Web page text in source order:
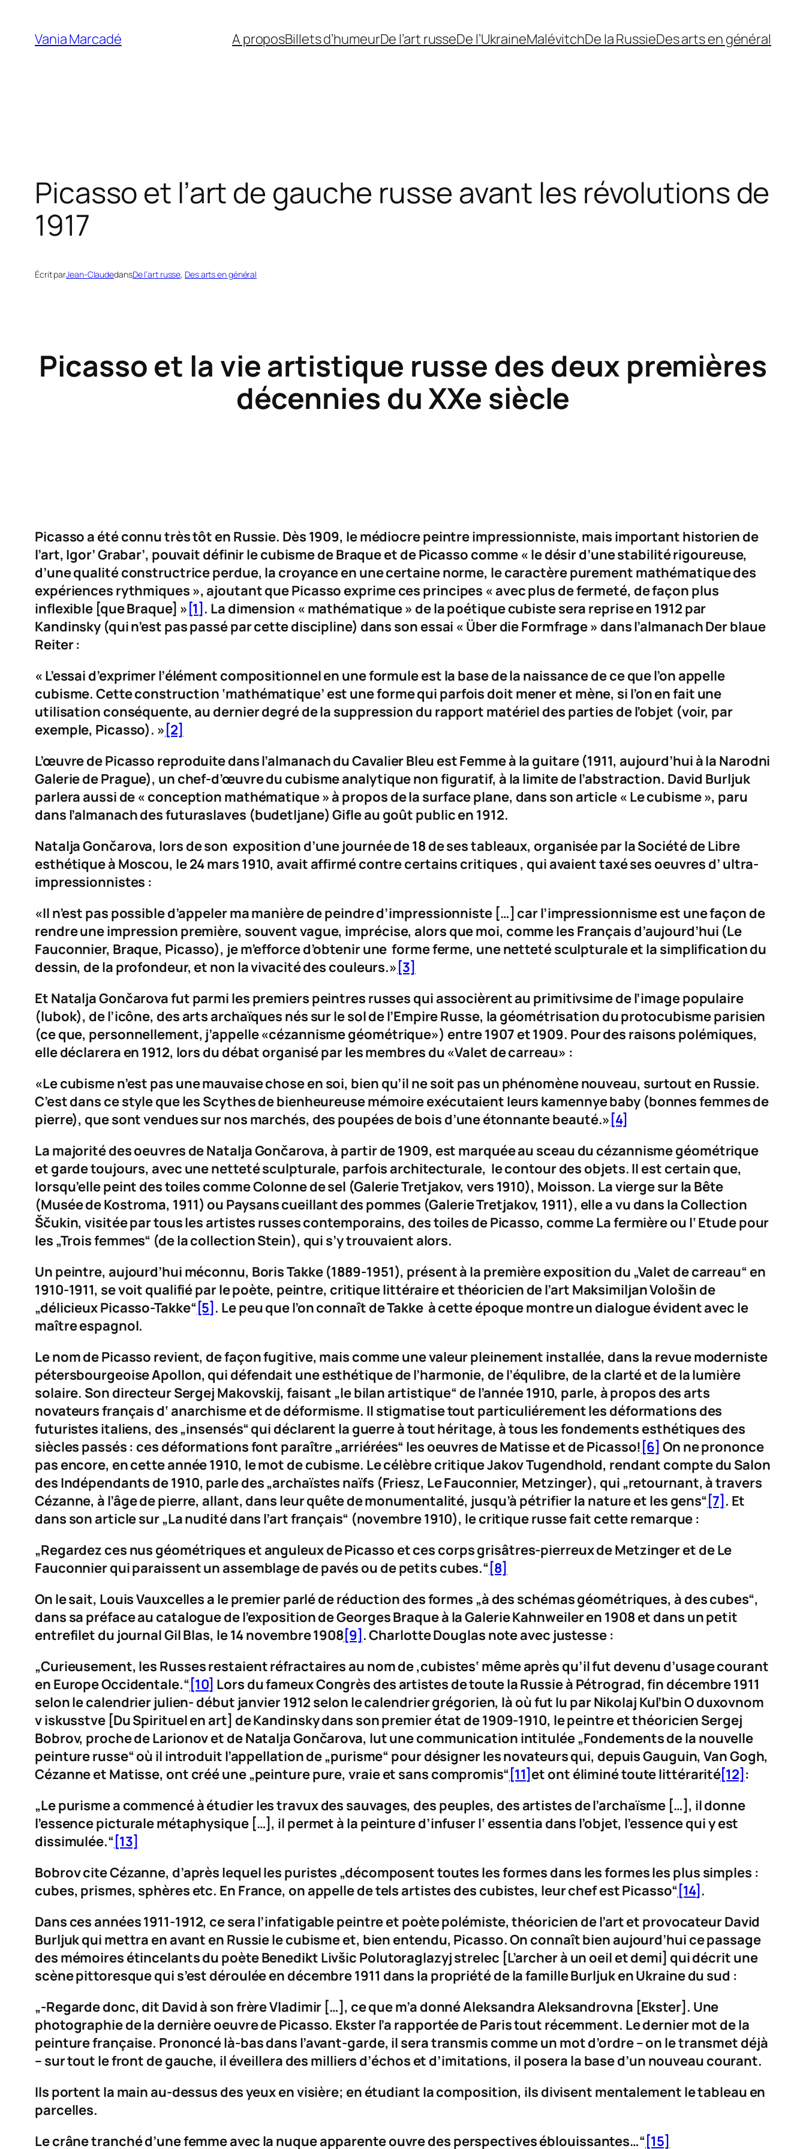
contenu
Vania Marcadé A proposBillets d’humeurDe l’art russeDe l’UkraineMalévitchDe la RussieDes arts en général
Picasso et l’art de gauche russe avant les révolutions de
1917
Écrit parJean-ClaudedansDe l’art russe, Des arts en général
Picasso et la vie artistique russe des deux premières
décennies du XXe siècle
Picasso a été connu très tôt en Russie. Dès 1909, le médiocre peintre impressionniste, mais important historien de
l’art, Igor’ Grabar’, pouvait définir le cubisme de Braque et de Picasso comme « le désir d’une stabilité rigoureuse,
d’une qualité constructrice perdue, la croyance en une certaine norme, le caractère purement mathématique des
expériences rythmiques », ajoutant que Picasso exprime ces principes « avec plus de fermeté, de façon plus
inflexible [que Braque] » [1] . La dimension « mathématique » de la poétique cubiste sera reprise en 1912 par
Kandinsky (qui n’est pas passé par cette discipline) dans son essai « Über die Formfrage » dans l’almanachDer blaue
Reiter:
« L’essai d’exprimer l’élément compositionnel en une formule est la base de la naissance de ce que l’on appelle
cubisme. Cette construction ‘mathématique’ est une forme qui parfois doit mener et mène, si l’on en fait une
utilisation conséquente, au dernier degré de la suppression du rapport matériel des parties de l’objet (voir, par
exemple, Picasso). » [2]
L’œuvre de Picasso reproduite dans l’almanach duCavalier Bleu estFemme à la guitare(1911, aujourd’hui à la Narodni
Galerie de Prague), un chef-d’œuvre du cubisme analytique non figuratif, à la limite de l’abstraction. David Burljuk
parlera aussi de « conception mathématique » à propos de la surface plane, dans son article « Le cubisme », paru
dans l’almanach des futuraslaves (budetljane)Gifle au goût publicen 1912.
Natalja Gončarova, lors de son exposition d’une journée de 18 de ses tableaux, organisée par la Société de Libre
esthétique à Moscou, le 24 mars 1910, avait affirmé contre certains critiques , qui avaient taxé ses oeuvres d’ ultra-
impressionnistes :
«Il n’est pas possible d’appeler ma manière de peindre d’impressionniste […] car l’impressionnisme est une façon de
rendre une impression première, souvent vague, imprécise, alors que moi, comme les Français d’aujourd’hui (Le
Fauconnier, Braque, Picasso), je m’efforce d’obtenir une forme ferme, une netteté sculpturale et la simplification du
dessin, de la profondeur, et non la vivacité des couleurs.» [3]
Et NataljaGončarova fut parmi les premiers peintres russes qui associèrent au primitivsime de l’image populaire
(lubok), de l’icône, des arts archaïques nés sur le sol de l’Empire Russe, la géométrisation du protocubisme parisien
(ce que, personnellement, j’appelle «cézannisme géométrique») entre 1907 et 1909. Pour des raisons polémiques,
elle déclarera en 1912, lors du débat organisé par les membres du «Valet de carreau» :
«Le cubisme n’est pas une mauvaise chose en soi, bien qu’il ne soit pas un phénomène nouveau, surtout en Russie.
C’est dans ce style que les Scythes de bienheureuse mémoire exécutaient leurs kamennye baby(bonnes femmes de
pierre), que sont vendues sur nos marchés, des poupées de bois d’une étonnante beauté.» [4]
La majorité des oeuvres de NataljaGončarova, à partir de 1909, est marquée au sceau du cézannisme géométrique
et garde toujours, avec une netteté sculpturale, parfois architecturale, le contour des objets. Il est certain que,
lorsqu’elle peint des toiles commeColonne de sel (Galerie Tretjakov, vers 1910), Moisson. La vierge sur la Bête
(Musée de Kostroma, 1911) ou Paysans cueillant des pommes (Galerie Tretjakov, 1911), elle a vu dans la Collection
Ščukin, visitée par tous les artistes russes contemporains, des toiles de Picasso, commeLa fermièreou l‘Etude pour
les „Trois femmes“ (de la collection Stein), qui s’y trouvaient alors.
Un peintre, aujourd’hui méconnu, Boris Takke (1889-1951), présent à la première exposition du „Valet de carreau“ en
1910-1911, se voit qualifié par le poète, peintre, critique littéraire et théoricien de l’art Maksimiljan Vološin de
„délicieux Picasso-Takke“ [5] . Le peu que l’on connaît de Takke à cette époque montre un dialogue évident avec le
maître espagnol.
Le nom de Picasso revient, de façon fugitive, mais comme une valeur pleinement installée, dans la revue moderniste
pétersbourgeoiseApollon, qui défendait une esthétique de l’harmonie, de l’équlibre, de la clarté et de la lumière
solaire. Son directeur Sergej Makovskij, faisant „le bilan artistique“ de l’année 1910, parle, à propos des arts
novateurs français d‘anarchismeet dedéformisme. Il stigmatise tout particuliérement les déformations des
futuristes italiens, des „insensés“ qui déclarent la guerre à tout héritage, à tous les fondements esthétiques des
siècles passés : ces déformations font paraître „arriérées“ les oeuvres de Matisse et de Picasso! [6] On ne prononce
pas encore, en cette année 1910, le mot de cubisme. Le célèbre critique Jakov Tugendhold, rendant compte du Salon
des Indépendants de 1910, parle des „archaïstes naïfs (Friesz, Le Fauconnier, Metzinger), qui „retournant, à travers
Cézanne, à l’âge de pierre, allant, dans leur quête de monumentalité, jusqu’à pétrifier la nature et les gens“ [7] . Et
dans son article sur „La nudité dans l’art français“ (novembre 1910), le critique russe fait cette remarque :
„Regardez ces nus géométriques et anguleux de Picasso et ces corps grisâtres-pierreux de Metzinger et de Le
Fauconnier qui paraissent un assemblage de pavés ou de petits cubes.“ [8]
On le sait, Louis Vauxcelles a le premier parlé de réduction des formes „à des schémas géométriques, à des cubes“,
dans sa préface au catalogue de l’exposition de Georges Braque à la Galerie Kahnweiler en 1908 et dans un petit
entrefilet du journalGil Blas, le 14 novembre 1908[9] . Charlotte Douglas note avec justesse :
„Curieusement, les Russes restaient réfractaires au nom de ‚cubistes‘ même après qu’il fut devenu d’usage courant
en Europe Occidentale.“ [10] Lors du fameux Congrès des artistes de toute la Russie à Pétrograd, fin décembre 1911
selon le calendrier julien- début janvier 1912 selon le calendrier grégorien, là où fut lu par Nikolaj Kul’binO duxovnom
v iskusstve[Du Spirituel en art] de Kandinsky dans son premier état de 1909-1910, le peintre et théoricien Sergej
Bobrov, proche de Larionov et de Natalja Gončarova, lut une communication intitulée „Fondements de la nouvelle
peinture russe“ où il introduit l’appellation de „purisme“ pour désigner les novateurs qui, depuis Gauguin, Van Gogh,
Cézanne et Matisse, ont créé une „peinture pure, vraie et sans compromis“ [11] et ont éliminé toute littérarité[12] :
„Le purisme a commencé à étudier les travux des sauvages, des peuples, des artistes de l’archaïsme […], il donne
l’essence picturale métaphysique […], il permet à la peinture d’infuser l‘ essentia dans l’objet, l’essence qui y est
dissimulée.“ [13]
Bobrov cite Cézanne, d’après lequel les puristes „décomposent toutes les formes dans les formes les plus simples :
cubes, prismes, sphères etc. En France, on appelle de tels artistes des cubistes, leur chef est Picasso“ [14] .
Dans ces années 1911-1912, ce sera l’infatigable peintre et poète polémiste, théoricien de l’art et provocateur David
Burljuk qui mettra en avant en Russie le cubisme et, bien entendu, Picasso. On connaît bien aujourd’hui ce passage
des mémoires étincelants du poète Benedikt Livšic Polutoraglazyj strelec [L’archer à un oeil et demi] qui décrit une
scène pittoresque qui s’est déroulée en décembre 1911 dans la propriété de la famille Burljuk en Ukraine du sud :
„-Regarde donc, dit David à son frère Vladimir […], ce que m’a donné Aleksandra Aleksandrovna [Ekster]. Une
photographie de la dernière oeuvre de Picasso. Ekster l’a rapportée de Paris tout récemment. Le dernier mot de la
peinture française. Prononcé là-bas dans l’avant-garde, il sera transmis comme un mot d’ordre – on le transmet déjà
– sur tout le front de gauche, il éveillera des milliers d’échos et d’imitations, il posera la base d’un nouveau courant.
Ils portent la main au-dessus des yeux en visière; en étudiant la composition, ils divisent mentalement le tableau en
parcelles.
Le crâne tranché d’une femme avec la nuque apparente ouvre des perspectives éblouissantes…“ [15]